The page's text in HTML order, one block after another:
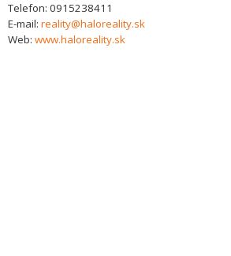
Telefon: 0915238411
E-mail: reality@haloreality.sk
Web: www.haloreality.sk